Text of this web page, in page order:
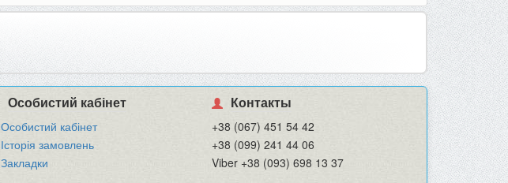
Особистий кабінет
Особистий кабінет
Історія замовлень
Закладки
Контакты
+38 (067) 451 54 42
+38 (099) 241 44 06
Viber +38 (093) 698 13 37